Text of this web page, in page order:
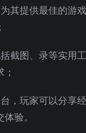
其提供最佳的游
截图、录等实用
，玩家可以分享
验。